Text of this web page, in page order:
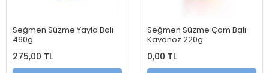
Seğmen Süzme Yayla Balı
460g
275,00 TL
Seğmen Süzme Çam Balı
Kavanoz 220g
0,00 TL